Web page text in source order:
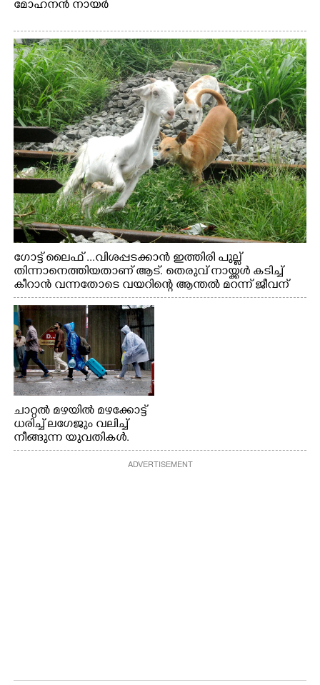
മോഹനൻ നായർ
ഗോട്ട് ലൈഫ് ...വിശപ്പടക്കാൻ ഇത്തിരി പുല്ല്
തിന്നാനെത്തിയതാണ് ആട്. തെരുവ് നായ്ക്കൾ കടിച്ച്
കീറാൻ വന്നതോടെ വയറിന്റെ ആന്തൽ മറന്ന് ജീവന്
വേണ്ടിയായി ഓട്ടം. എറണാകുളം വാത്തുരുത്തിയിൽ
നിന്നുള്ള കാഴ്ച
ചാറ്റൽ മഴയിൽ മഴക്കോട്ട്
ധരിച്ച് ലഗേജും വലിച്ച്
നീങ്ങുന്ന യുവതികൾ.
എറണാകുളം മേനകയിൽ
ADVERTISEMENT